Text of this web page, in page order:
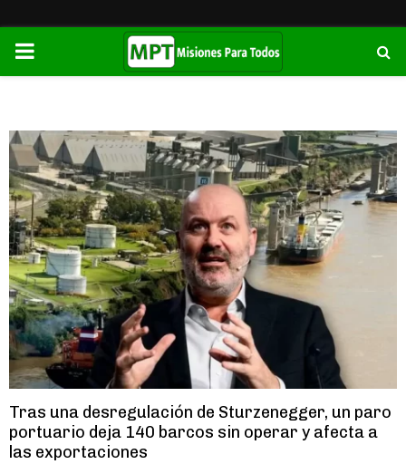
PRIMARY
Tras una desregulación de Sturzenegger, un paro
portuario deja 140 barcos sin operar y afecta a
las exportaciones